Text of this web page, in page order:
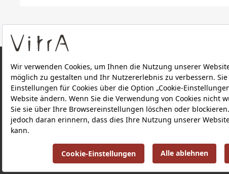
ÜBER UNS
PRODUKTE